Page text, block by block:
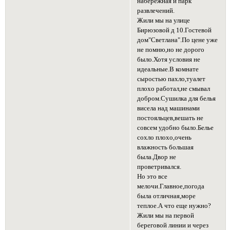
развлечений.
Жили мы на улице
Бирюзовой д 10.Гостевой
дом"Светлана".По цене уже
не помню,но не дорого
было.Хотя условия не
идеальные.В комнате
сыростью пахло,туалет
плохо работал,не смывал
добром.Сушилка для белья
висела над машинами
постояльцев,вешать не
совсем удобно было.Белье
сохло плохо,очень
влажность большая
была.Двор не
проветривался.
Но это все
мелочи.Главное,погода
была отличная,море
теплое.А что еще нужно?
Жили мы на первой
береговой линии и через